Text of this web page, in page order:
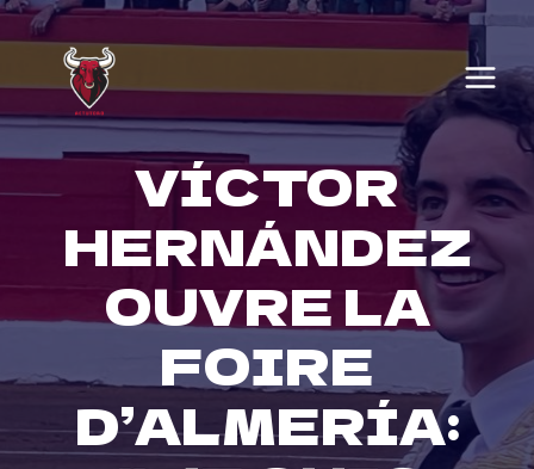
Skip
to
content
VÍCTOR
HERNÁNDEZ
OUVRE LA
FOIRE
D’ALMERÍA: